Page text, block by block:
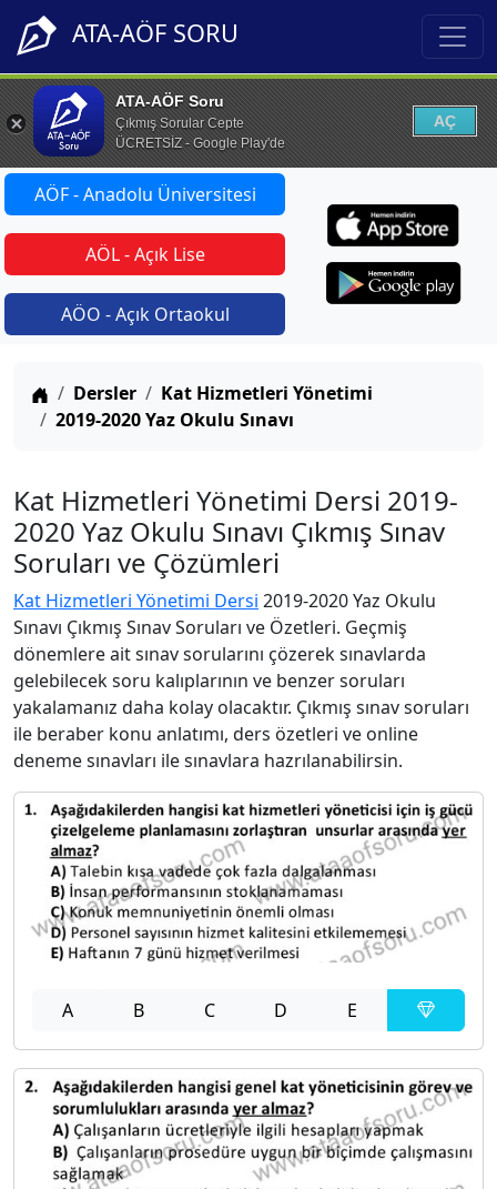
ATA-AÖF SORU
ATA-AÖF Soru
Çıkmış Sorular Cepte
ÜCRETSİZ - Google Play'de
AÇ
AÖF - Anadolu Üniversitesi
AÖL - Açık Lise
AÖO - Açık Ortaokul
Anasayfa
Dersler
Kat Hizmetleri Yönetimi
2019-2020 Yaz Okulu Sınavı
Kat Hizmetleri Yönetimi Dersi 2019-
2020 Yaz Okulu Sınavı Çıkmış Sınav
Soruları ve Çözümleri
Kat Hizmetleri Yönetimi Dersi 2019-2020 Yaz Okulu
Sınavı Çıkmış Sınav Soruları ve Özetleri. Geçmiş
dönemlere ait sınav sorularını çözerek sınavlarda
gelebilecek soru kalıplarının ve benzer soruları
yakalamanız daha kolay olacaktır. Çıkmış sınav soruları
ile beraber konu anlatımı, ders özetleri ve online
deneme sınavları ile sınavlara hazrılanabilirsin.
A B C D E